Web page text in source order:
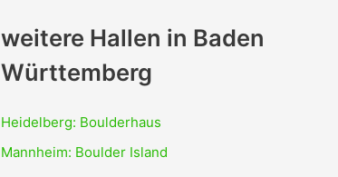
weitere Hallen in Baden
Württemberg
Heidelberg: Boulderhaus
Mannheim: Boulder Island